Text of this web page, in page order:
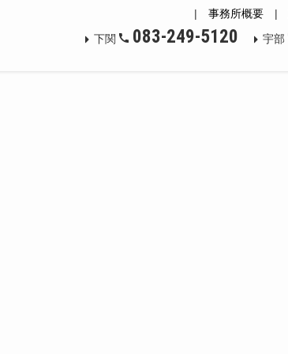
| 事務所概要 |
下関 083-249-5120 宇部